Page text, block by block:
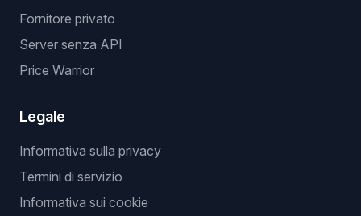
Fornitore privato
Server senza API
Price Warrior
Legale
Informativa sulla privacy
Termini di servizio
Informativa sui cookie